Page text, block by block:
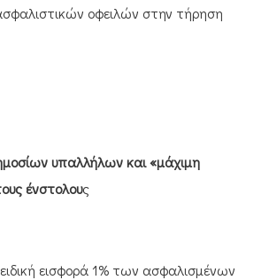
οφειλών στην τήρηση
υπαλλήλων και «μάχιμη
ένστολους
εισφορά 1% των ασφαλισμένων